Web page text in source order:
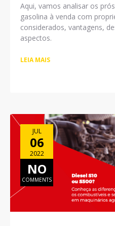
Aqui, vamos analisar os
gasolina à venda com
considerados, vantagens,
aspectos.
LEIA MAIS
JUL
06
2022
NO
COMMENTS